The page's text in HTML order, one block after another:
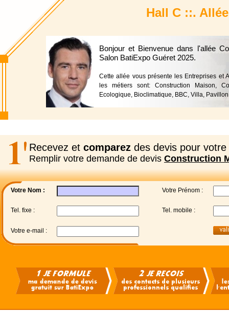
Hall C ::.
Bonjour et Bienvenue dans l'allée
Salon BatiExpo Guéret 2025.
Cette allée vous présente les Entreprises et
les métiers sont: Construction Maison,
Ecologique, Bioclimatique, BBC, Villa,
Recevez et comparez des devis pour votre
Remplir votre demande de devis Construction
Votre Nom : Votre Prénom :
Tel. fixe : Tel. mobile :
Votre e-mail :